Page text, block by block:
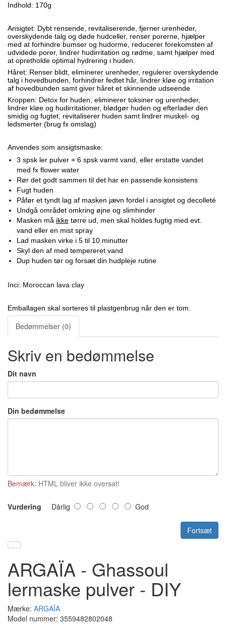
Indhold: 170g
Ansigtet: Dybt rensende, revitaliserende, fjerner urenheder,
overskydende talg og døde hudceller, renser porerne, hjælper
med at forhindre bumser og hudorme, reducerer forekomsten af
udvidede porer, lindrer hudirritation og rødme, samt hjælper med
at opretholde optimal hydrering i huden.
Håret: Renser blidt, eliminerer urenheder, regulerer overskydende
talg i hovedbunden, forhindrer fedtet hår, lindrer kløe og irritation
af hovedbunden samt giver håret et skinnende udseende
Kroppen: Detox for huden, eliminerer toksiner og urenheder,
lindrer kløe og hudirritationer, blødgør huden og efterlader den
smidig og fugtet, revitaliserer huden samt lindrer muskel- og
ledsmerter (brug fx omslag)
Anvendes som ansigtsmaske:
3 spsk ler pulver + 6 spsk varmt vand, eller erstatte vandet
med fx flower water
Rør det godt sammen til det har en passende konsistens
Fugt huden
Påfør et tyndt lag af masken jævn fordel i ansigtet og decolleté
Undgå området omkring øjne og slimhinder
Masken må ikketørre ud, men skal holdes fugtig med evt.
vand eller en mist spray
Lad masken virke i 5 til 10 minutter
Skyl den af med tempereret vand
Dup huden tør og forsæt din hudpleje rutine
Inci: Moroccan lava clay
Emballagen skal sorteres til plastgenbrug når den er tom.
Bedømmelser (0)
Skriv en bedømmelse
Dit navn
Din bedømmelse
Bemærk: HTML bliver ikke oversat!
Vurdering Dårlig God
Fortsæt
ARGAÏA - Ghassoul
lermaske pulver - DIY
Mærke: ARGAÏA
Model nummer: 3559482802048